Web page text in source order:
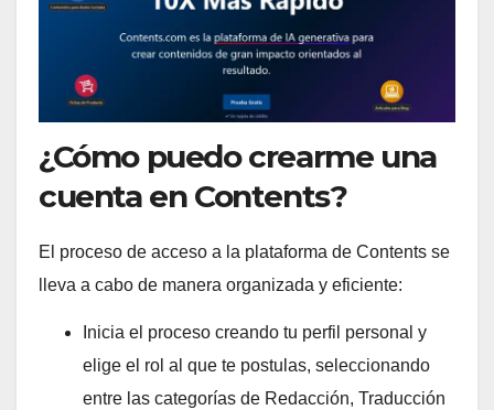
¿Cómo puedo crearme una
cuenta en Contents?
El proceso de acceso a la plataforma de Contents se
lleva a cabo de manera organizada y eficiente:
Inicia el proceso creando tu perfil personal y
elige el rol al que te postulas, seleccionando
entre las categorías de Redacción, Traducción